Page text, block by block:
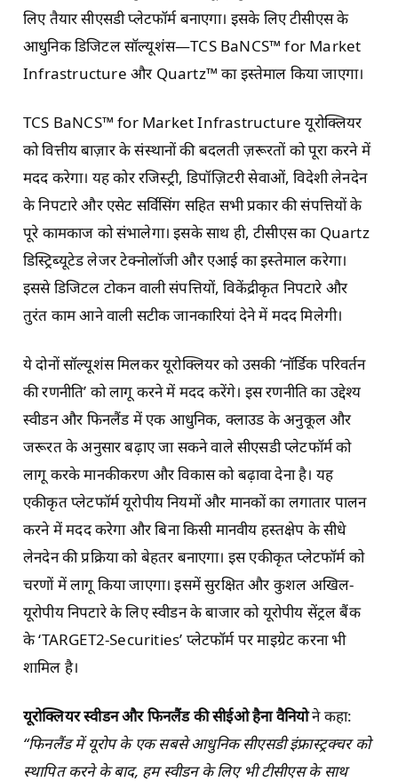
लिए तैयार सीएसडी प्लेटफॉर्म बनाएगा। इसके लिए टीसीएस के
आधुनिक डिजिटल सॉल्यूशंस—TCS BaNCS™ for Market
Infrastructure और Quartz™ का इस्तेमाल किया जाएगा।
TCS BaNCS™ for Market Infrastructure यूरोक्लियर
को वित्तीय बाज़ार के संस्थानों की बदलती ज़रूरतों को पूरा करने में
मदद करेगा। यह कोर रजिस्ट्री, डिपॉज़िटरी सेवाओं, विदेशी लेनदेन
के निपटारे और एसेट सर्विसिंग सहित सभी प्रकार की संपत्तियों के
पूरे कामकाज को संभालेगा। इसके साथ ही, टीसीएस का Quartz
डिस्ट्रिब्यूटेड लेजर टेक्नोलॉजी और एआई का इस्तेमाल करेगा।
इससे डिजिटल टोकन वाली संपत्तियों, विकेंद्रीकृत निपटारे और
तुरंत काम आने वाली सटीक जानकारियां देने में मदद मिलेगी।
ये दोनों सॉल्यूशंस मिलकर यूरोक्लियर को उसकी ‘नॉर्डिक परिवर्तन
की रणनीति’ को लागू करने में मदद करेंगे। इस रणनीति का उद्देश्य
स्वीडन और फिनलैंड में एक आधुनिक, क्लाउड के अनुकूल और
जरूरत के अनुसार बढ़ाए जा सकने वाले सीएसडी प्लेटफॉर्म को
लागू करके मानकीकरण और विकास को बढ़ावा देना है। यह
एकीकृत प्लेटफॉर्म यूरोपीय नियमों और मानकों का लगातार पालन
करने में मदद करेगा और बिना किसी मानवीय हस्तक्षेप के सीधे
लेनदेन की प्रक्रिया को बेहतर बनाएगा। इस एकीकृत प्लेटफॉर्म को
चरणों में लागू किया जाएगा। इसमें सुरक्षित और कुशल अखिल-
यूरोपीय निपटारे के लिए स्वीडन के बाजार को यूरोपीय सेंट्रल बैंक
के ‘TARGET2-Securities’ प्लेटफॉर्म पर माइग्रेट करना भी
शामिल है।
यूरोक्लियर स्वीडन और फिनलैंड की सीईओ हैना वैनियोने कहा:
“फिनलैंड में यूरोप के एक सबसे आधुनिक सीएसडी इंफ्रास्ट्रक्चर को
स्थापित करने के बाद, हम स्वीडन के लिए भी टीसीएस के साथ